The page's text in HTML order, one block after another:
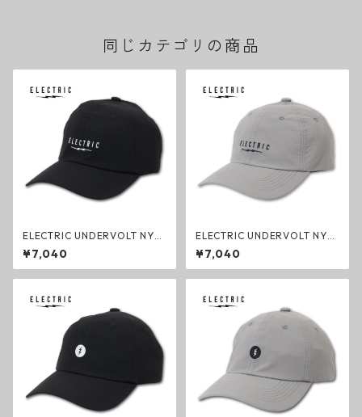
同じカテゴリの商品
ELECTRIC UNDERVOLT NYL
ON CAP BLACK ナイロンキャ
ップ ブラック 帽子 撥水 エレ
クトリック グッズ
¥7,040
ELECTRIC UNDERVOLT NYL
ON CAP LIGHT GREY ナイロ
ンキャップ ライトグレー 帽子
撥水 エレクトリック グッズ
¥7,040